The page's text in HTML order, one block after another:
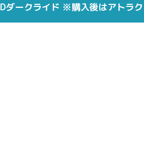
ダークライド ※購入後はアトラ